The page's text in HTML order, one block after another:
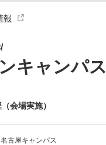
報
キャンパス
会場実施）
古屋キャンパス